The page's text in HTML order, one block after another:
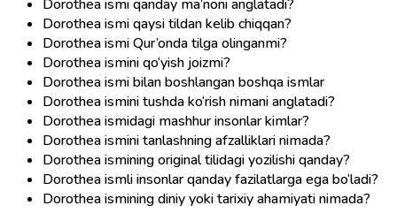
Dorothea ismi qanday ma’noni anglatadi?
Dorothea ismi qaysi tildan kelib chiqqan?
Dorothea ismi Qur’onda tilga olinganmi?
Dorothea ismini qo‘yish joizmi?
Dorothea ismi bilan boshlangan boshqa ismlar
Dorothea ismini tushda ko‘rish nimani anglatadi?
Dorothea ismidagi mashhur insonlar kimlar?
Dorothea ismini tanlashning afzalliklari nimada?
Dorothea ismining original tilidagi yozilishi qanday?
Dorothea ismli insonlar qanday fazilatlarga ega bo‘ladi?
Dorothea ismining diniy yoki tarixiy ahamiyati nimada?